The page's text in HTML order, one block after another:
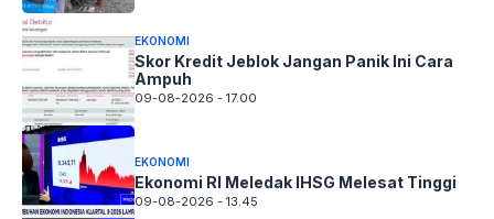
EKONOMI
Skor Kredit Jeblok Jangan Panik Ini Cara
Ampuh
09-08-2026 - 17.00
EKONOMI
Ekonomi RI Meledak IHSG Melesat Tinggi
09-08-2026 - 13.45